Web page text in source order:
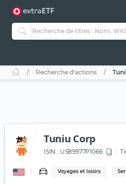
Recherche d'actions
Tuniu Corp
ISIN : US89977P1066
Voyages et loisirs